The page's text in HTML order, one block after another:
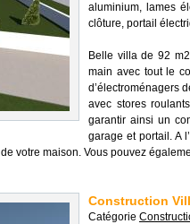
aluminium, lames
clôture, portail
Belle villa de 92
main avec tout le
d’électroménagers
avec stores
garantir ainsi un
garage et portail. A
votre maison. Vous pouvez
Construction
Catégorie